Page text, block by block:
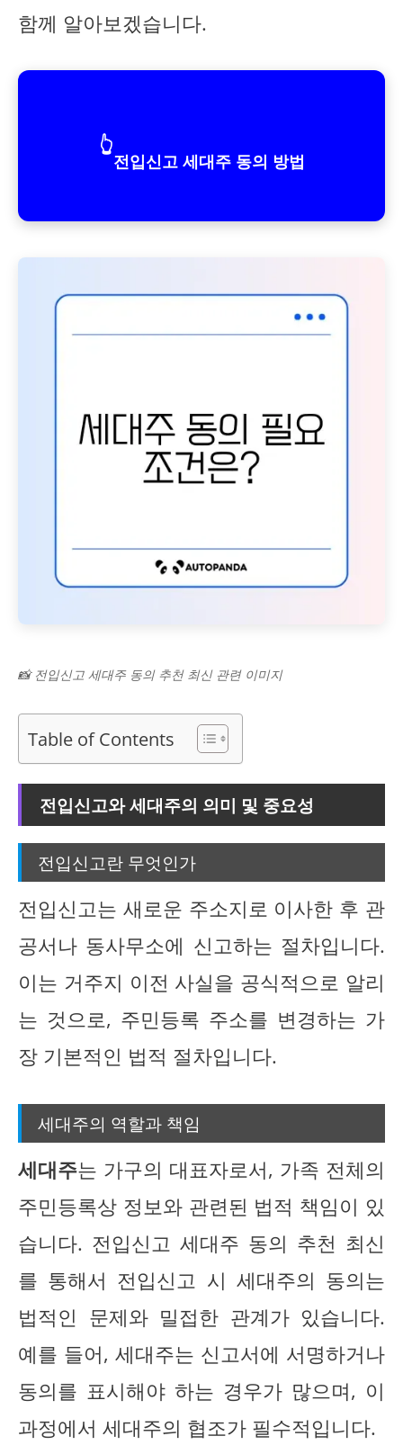
함께 알아보겠습니다.
👆
전입신고 세대주 동의 방법
📸 전입신고 세대주 동의 추천 최신 관련 이미지
Table of Contents
전입신고와 세대주의 의미 및 중요성
전입신고란 무엇인가
전입신고는 새로운 주소지로 이사한 후 관
공서나 동사무소에 신고하는 절차입니다.
이는 거주지 이전 사실을 공식적으로 알리
는 것으로, 주민등록 주소를 변경하는 가
장 기본적인 법적 절차입니다.
세대주의 역할과 책임
세대주는 가구의 대표자로서, 가족 전체의
주민등록상 정보와 관련된 법적 책임이 있
습니다. 전입신고 세대주 동의 추천 최신
를 통해서 전입신고 시 세대주의 동의는
법적인 문제와 밀접한 관계가 있습니다.
예를 들어, 세대주는 신고서에 서명하거나
동의를 표시해야 하는 경우가 많으며, 이
과정에서 세대주의 협조가 필수적입니다.